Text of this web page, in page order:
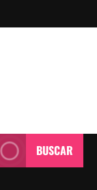
BUSCAR